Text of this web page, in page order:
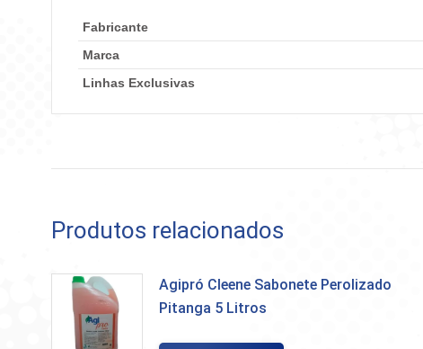
Fabricante
Marca
Linhas Exclusivas
Produtos relacionados
Agipró Cleene Sabonete Perolizado
Pitanga 5 Litros